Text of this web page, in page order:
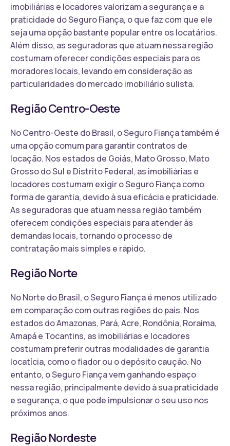
imobiliárias e locadores valorizam a segurança e a
praticidade do Seguro Fiança, o que faz com que ele
seja uma opção bastante popular entre os locatários.
Além disso, as seguradoras que atuam nessa região
costumam oferecer condições especiais para os
moradores locais, levando em consideração as
particularidades do mercado imobiliário sulista.
Região Centro-Oeste
No Centro-Oeste do Brasil, o Seguro Fiança também é
uma opção comum para garantir contratos de
locação. Nos estados de Goiás, Mato Grosso, Mato
Grosso do Sul e Distrito Federal, as imobiliárias e
locadores costumam exigir o Seguro Fiança como
forma de garantia, devido à sua eficácia e praticidade.
As seguradoras que atuam nessa região também
oferecem condições especiais para atender às
demandas locais, tornando o processo de
contratação mais simples e rápido.
Região Norte
No Norte do Brasil, o Seguro Fiança é menos utilizado
em comparação com outras regiões do país. Nos
estados do Amazonas, Pará, Acre, Rondônia, Roraima,
Amapá e Tocantins, as imobiliárias e locadores
costumam preferir outras modalidades de garantia
locatícia, como o fiador ou o depósito caução. No
entanto, o Seguro Fiança vem ganhando espaço
nessa região, principalmente devido à sua praticidade
e segurança, o que pode impulsionar o seu uso nos
próximos anos.
Região Nordeste